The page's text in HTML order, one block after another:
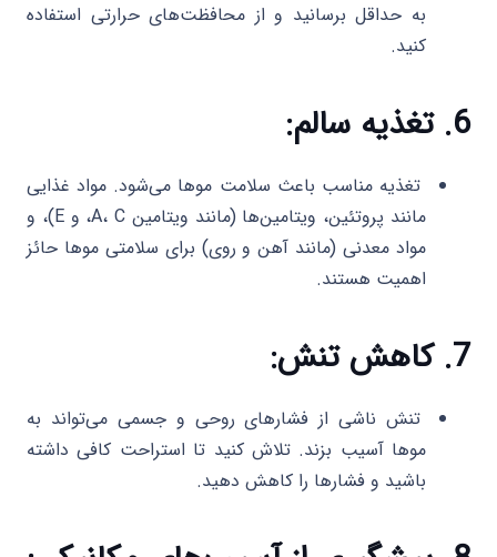
به حداقل برسانید و از محافظت‌های حرارتی استفاده
کنید.
6. تغذیه سالم:
تغذیه مناسب باعث سلامت موها می‌شود. مواد غذایی
مانند پروتئین، ویتامین‌ها (مانند ویتامین A، C، و E)، و
مواد معدنی (مانند آهن و روی) برای سلامتی موها حائز
اهمیت هستند.
7. کاهش تنش:
تنش ناشی از فشارهای روحی و جسمی می‌تواند به
موها آسیب بزند. تلاش کنید تا استراحت کافی داشته
باشید و فشارها را کاهش دهید.